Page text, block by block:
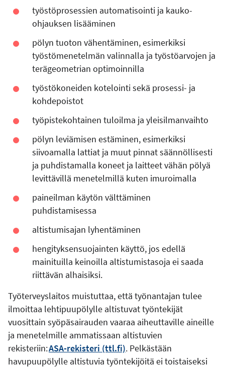
työstöprosessien automatisointi ja kauko-
ohjauksen lisääminen
pölyn tuoton vähentäminen, esimerkiksi
työstömenetelmän valinnalla ja työstöarvojen ja
terägeometrian optimoinnilla
työstökoneiden kotelointi sekä prosessi- ja
kohdepoistot
työpistekohtainen tuloilma ja yleisilmanvaihto
pölyn leviämisen estäminen, esimerkiksi
siivoamalla lattiat ja muut pinnat säännöllisesti
ja puhdistamalla koneet ja laitteet vähän pölyä
levittävillä menetelmillä kuten imuroimalla
paineilman käytön välttäminen
puhdistamisessa
altistumisajan lyhentäminen
hengityksensuojainten käyttö, jos edellä
mainituilla keinoilla altistumistasoja ei saada
riittävän alhaisiksi.
Työterveyslaitos muistuttaa, että työnantajan tulee
ilmoittaa lehtipuupölylle altistuvat työntekijät
vuosittain syöpäsairauden vaaraa aiheuttaville aineille
ja menetelmille ammatissaan altistuvien
rekisteriin:ASA-rekisteri (ttl.fi). Pelkästään
havupuupölylle altistuvia työntekijöitä ei toistaiseksi